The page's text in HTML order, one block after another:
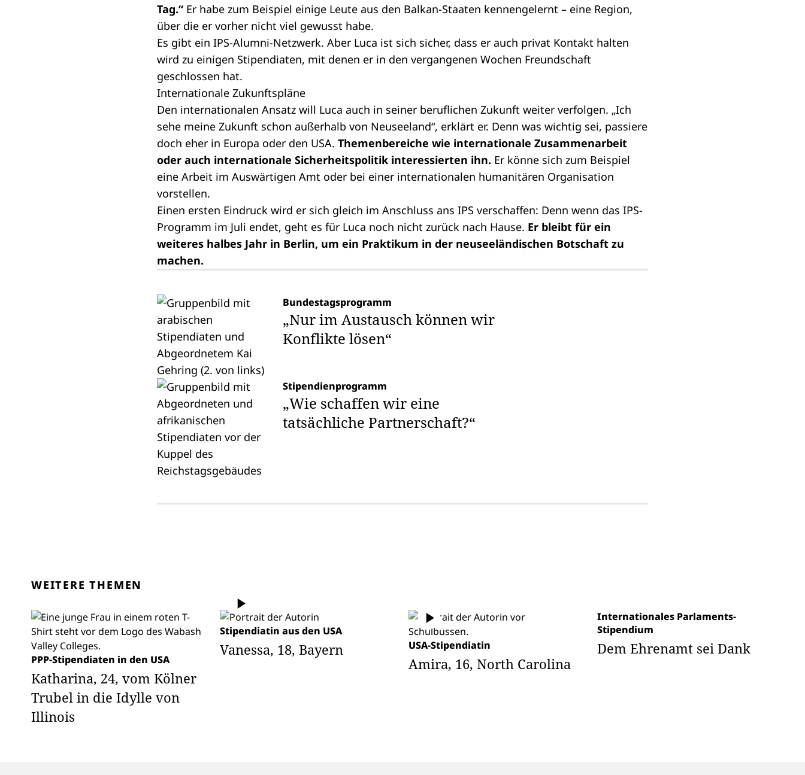
Tag.“ Er habe zum Beispiel einige Leute aus den Balkan-Staaten kennengelernt – eine Region,
über die er vorher nicht viel gewusst habe.
Es gibt ein IPS-Alumni-Netzwerk. Aber Luca ist sich sicher, dass er auch privat Kontakt halten
wird zu einigen Stipendiaten, mit denen er in den vergangenen Wochen Freundschaft
geschlossen hat.
Internationale Zukunftspläne
Den internationalen Ansatz will Luca auch in seiner beruflichen Zukunft weiter verfolgen. „Ich
sehe meine Zukunft schon außerhalb von Neuseeland“, erklärt er. Denn was wichtig sei, passiere
doch eher in Europa oder den USA. Themenbereiche wie internationale Zusammenarbeit
oder auch internationale Sicherheitspolitik interessierten ihn. Er könne sich zum Beispiel
eine Arbeit im Auswärtigen Amt oder bei einer internationalen humanitären Organisation
vorstellen.
Einen ersten Eindruck wird er sich gleich im Anschluss ans IPS verschaffen: Denn wenn das IPS-
Programm im Juli endet, geht es für Luca noch nicht zurück nach Hause. Er bleibt für ein
weiteres halbes Jahr in Berlin, um ein Praktikum in der neuseeländischen Botschaft zu
machen.
Bundestagsprogramm
„Nur im Austausch können wir
Konflikte lösen“
Stipendienprogramm
„Wie schaffen wir eine
tatsächliche Partnerschaft?“
WEITERE THEMEN
PPP-Stipendiaten in den USA
Katharina, 24, vom Kölner
Trubel in die Idylle von
Illinois
Stipendiatin aus den USA
Vanessa, 18, Bayern USA-Stipendiatin
Amira, 16, North Carolina
Internationales Parlaments-
Stipendium
Dem Ehrenamt sei Dank